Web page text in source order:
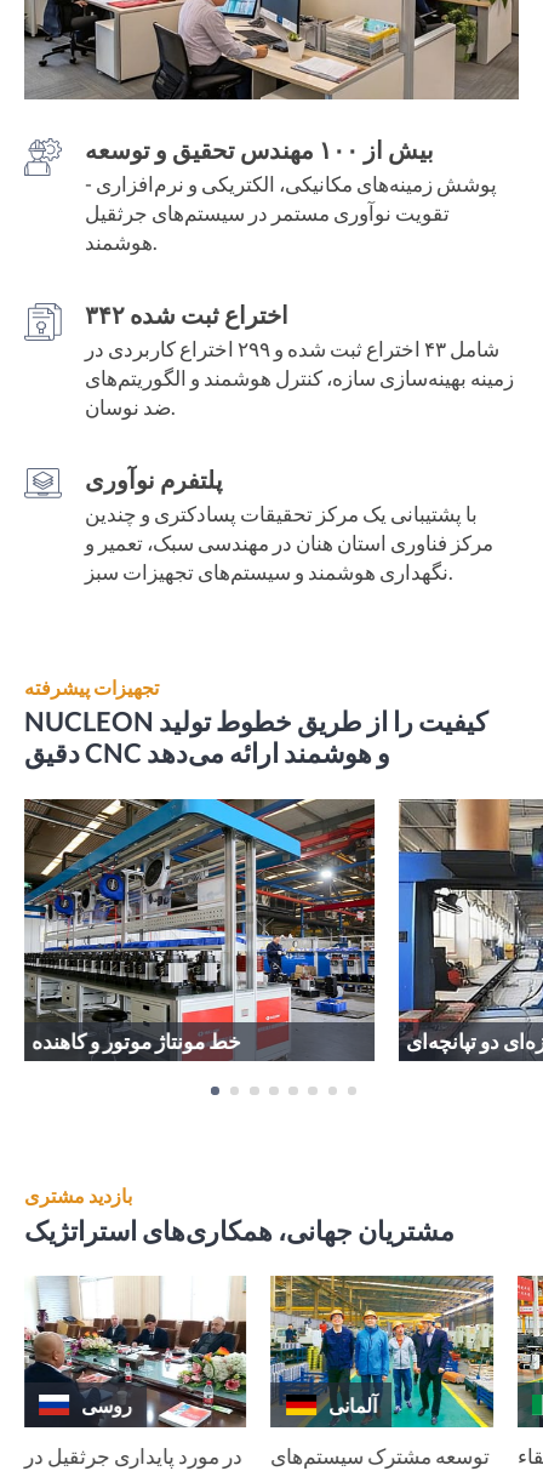
بیش از ۱۰۰ مهندس تحقیق و توسعه
پوشش زمینه‌های مکانیکی، الکتریکی و نرم‌افزاری -
تقویت نوآوری مستمر در سیستم‌های جرثقیل
هوشمند.
۳۴۲ اختراع ثبت شده
شامل ۴۳ اختراع ثبت شده و ۲۹۹ اختراع کاربردی در
زمینه بهینه‌سازی سازه، کنترل هوشمند و الگوریتم‌های
ضد نوسان.
پلتفرم نوآوری
با پشتیبانی یک مرکز تحقیقات پسادکتری و چندین
مرکز فناوری استان هنان در مهندسی سبک، تعمیر و
نگهداری هوشمند و سیستم‌های تجهیزات سبز.
تجهیزات پیشرفته
NUCLEON کیفیت را از طریق خطوط تولید
دقیق CNC و هوشمند ارائه می‌دهد
خط مونتاژ موتور و کاهنده دو تپانچه‌ای
بازدید مشتری
مشتریان جهانی، همکاری‌های استراتژیک
روسی
در مورد پایداری جرثقیل در
آلمانی
توسعه مشترک سیستم‌های